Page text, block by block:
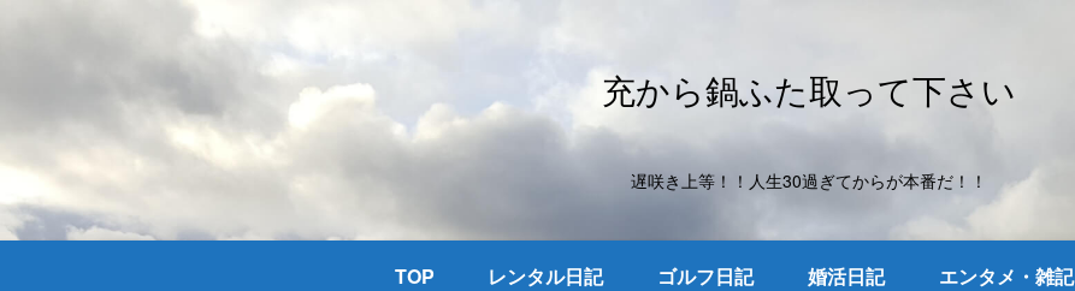
充から鍋ふた取って下さい
遅咲き上等！！人生30過ぎてからが本番だ！！
TOP レンタル日記 ゴルフ日記 婚活日記 エンタメ・雑記